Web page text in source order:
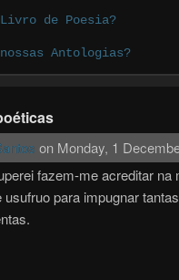
de Poesia?
Antologias?
on Monday, 1
fazem-me acreditar
usufruo para impugnar